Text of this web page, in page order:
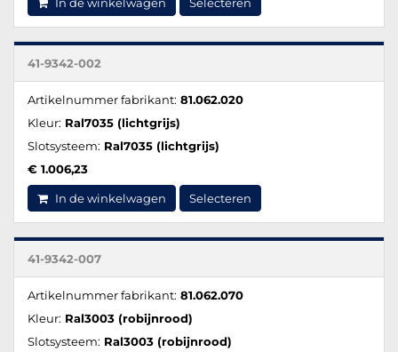
41-9342-002
Artikelnummer fabrikant: 81.062.020
Kleur: Ral7035 (lichtgrijs)
Slotsysteem: Ral7035 (lichtgrijs)
€ 1.006,23
In de winkelwagen Selecteren
41-9342-007
Artikelnummer fabrikant: 81.062.070
Kleur: Ral3003 (robijnrood)
Slotsysteem: Ral3003 (robijnrood)